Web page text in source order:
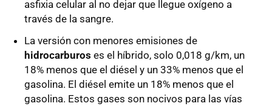
asfixia celular al no dejar que llegue oxígeno a
través de la sangre.
La versión con menores emisiones de
hidrocarburos es el híbrido, solo 0,018 g/km, un
18% menos que el diésel y un 33% menos que el
gasolina. El diésel emite un 18% menos que el
gasolina. Estos gases son nocivos para las vías